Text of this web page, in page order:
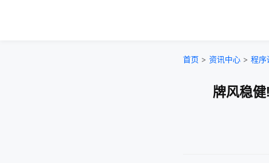
首页 > 资讯中心 > 程序
牌风稳